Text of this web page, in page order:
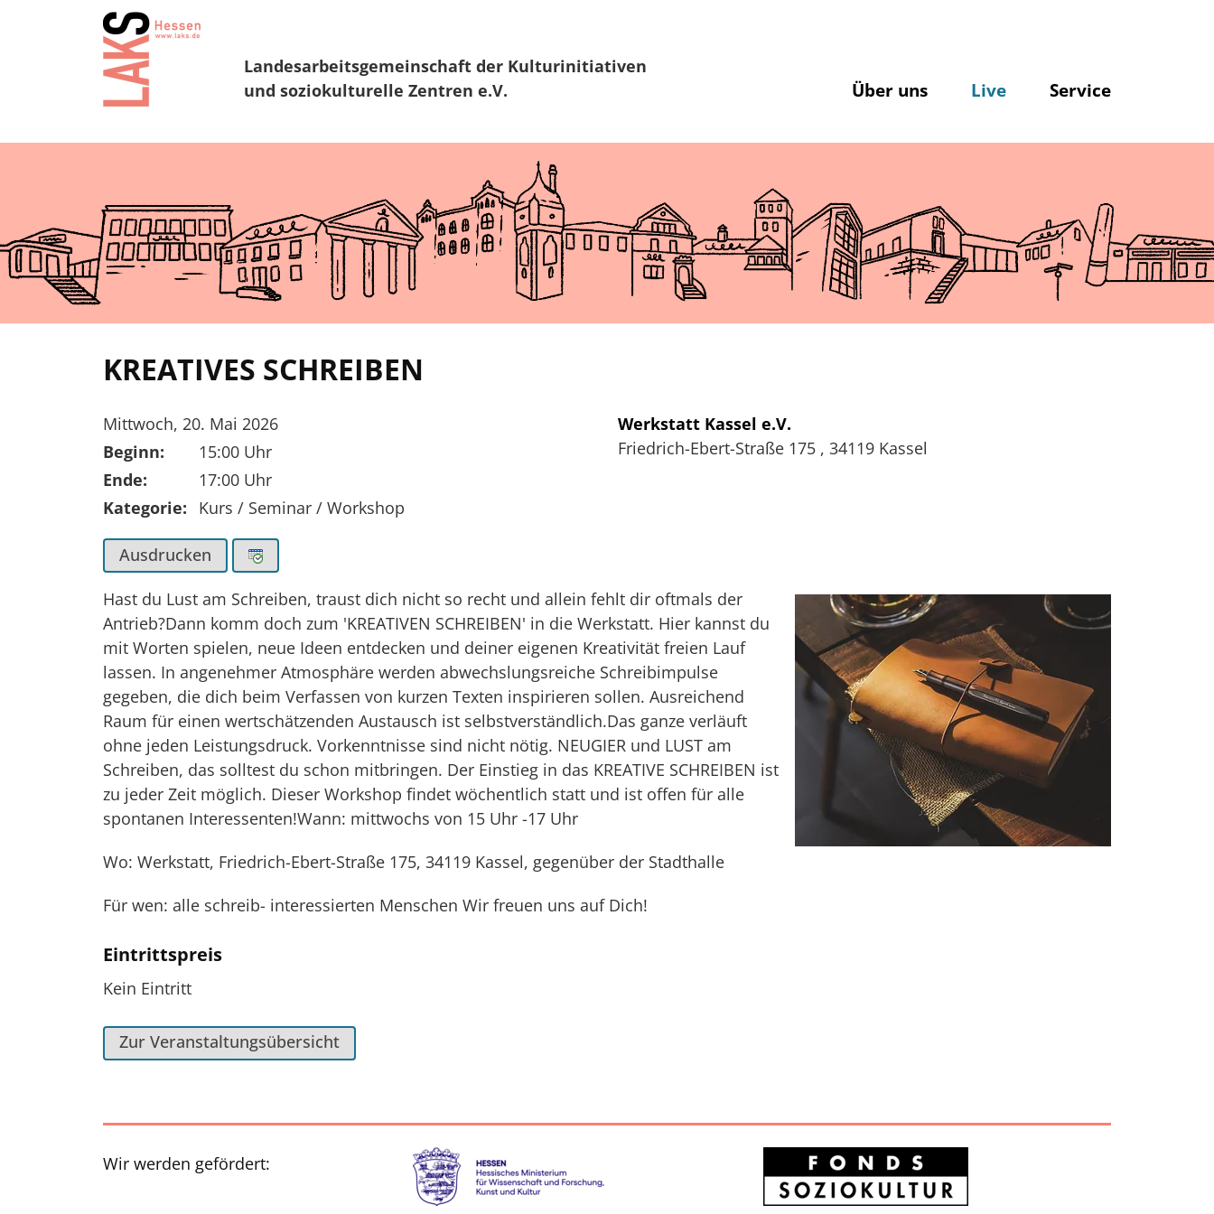
Landesarbeitsgemeinschaft der Kulturinitiativen
und soziokulturelle Zentren e.V.
Über uns Live Service
KREATIVES SCHREIBEN
Tag der Veranstaltung:
Mittwoch, 20. Mai 2026
Beginn:
15:00 Uhr
Ende:
17:00 Uhr
Kategorie:
Kurs / Seminar / Workshop
Werkstatt Kassel e.V.
Friedrich-Ebert-Straße 175 , 34119 Kassel
Ausdrucken
Hast du Lust am Schreiben, traust dich nicht so recht und allein fehlt dir oftmals der
Antrieb?Dann komm doch zum 'KREATIVEN SCHREIBEN' in die Werkstatt. Hier kannst du
mit Worten spielen, neue Ideen entdecken und deiner eigenen Kreativität freien Lauf
lassen. In angenehmer Atmosphäre werden abwechslungsreiche Schreibimpulse
gegeben, die dich beim Verfassen von kurzen Texten inspirieren sollen. Ausreichend
Raum für einen wertschätzenden Austausch ist selbstverständlich.Das ganze verläuft
ohne jeden Leistungsdruck. Vorkenntnisse sind nicht nötig. NEUGIER und LUST am
Schreiben, das solltest du schon mitbringen. Der Einstieg in das KREATIVE SCHREIBEN ist
zu jeder Zeit möglich. Dieser Workshop findet wöchentlich statt und ist offen für alle
spontanen Interessenten!Wann: mittwochs von 15 Uhr -17 Uhr
Wo: Werkstatt, Friedrich-Ebert-Straße 175, 34119 Kassel, gegenüber der Stadthalle
Für wen: alle schreib- interessierten Menschen Wir freuen uns auf Dich!
Eintrittspreis
Kein Eintritt
Zur Veranstaltungsübersicht
Wir werden gefördert: